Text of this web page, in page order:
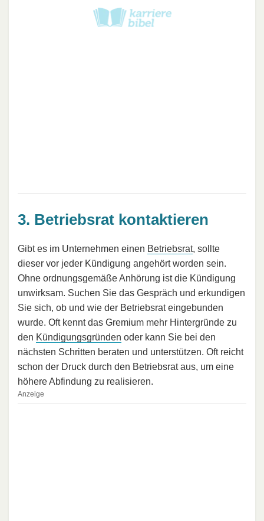
3. Betriebsrat kontaktieren
Gibt es im Unternehmen einen Betriebsrat, sollte
dieser vor jeder Kündigung angehört worden sein.
Ohne ordnungsgemäße Anhörung ist die Kündigung
unwirksam. Suchen Sie das Gespräch und erkundigen
Sie sich, ob und wie der Betriebsrat eingebunden
wurde. Oft kennt das Gremium mehr Hintergründe zu
den Kündigungsgründen oder kann Sie bei den
nächsten Schritten beraten und unterstützen. Oft reicht
schon der Druck durch den Betriebsrat aus, um eine
höhere Abfindung zu realisieren.
Anzeige